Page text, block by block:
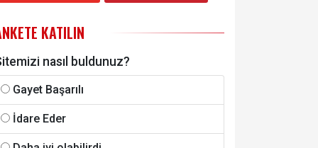
KATILIN
nasıl buldunuz?
Gayet Başarılı
İdare Eder